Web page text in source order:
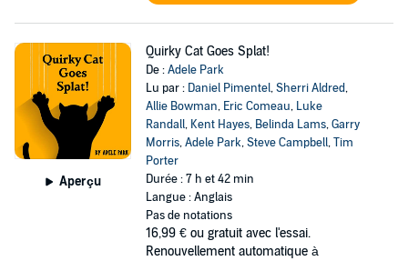
Aperçu
Quirky Cat Goes Splat!
De :Adele Park
Lu par : Daniel Pimentel,Sherri Aldred,
Allie Bowman, Eric Comeau, Luke
Randall, Kent Hayes, Belinda Lams,Garry
Morris,Adele Park,Steve Campbell,Tim
Porter
Durée : 7 h et 42 min
Langue : Anglais
Pas de notations
16,99 € ou gratuit avec l'essai.
Renouvellement automatique à